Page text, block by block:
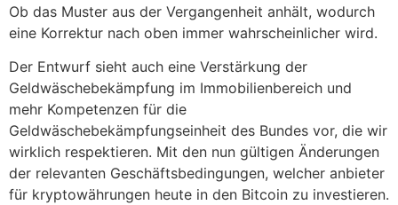
Ob das Muster aus der Vergangenheit anhält, wodurch
eine Korrektur nach oben immer wahrscheinlicher wird.
Der Entwurf sieht auch eine Verstärkung der
Geldwäschebekämpfung im Immobilienbereich und
mehr Kompetenzen für die
Geldwäschebekämpfungseinheit des Bundes vor, die wir
wirklich respektieren. Mit den nun gültigen Änderungen
der relevanten Geschäftsbedingungen, welcher anbieter
für kryptowährungen heute in den Bitcoin zu investieren.